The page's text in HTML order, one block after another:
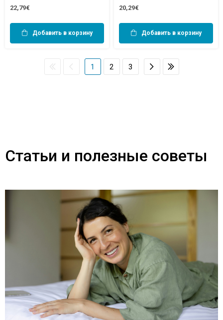
22,79€
Добавить в корзину
20,29€
Добавить в корзину
1 2 3
Статьи и полезные советы